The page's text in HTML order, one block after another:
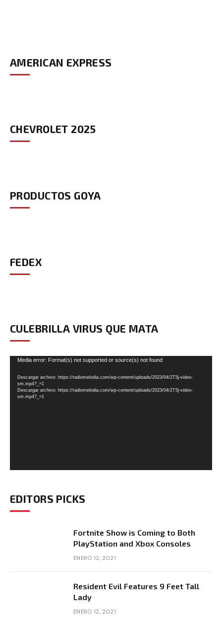
AMERICAN EXPRESS
CHEVROLET 2025
PRODUCTOS GOYA
FEDEX
CULEBRILLA VIRUS QUE MATA
Reproductor
vídeo
Media error: Format(s) not supported or source(s) not found
Descargar archivo: https://radiomelodia.com/wp-content/uploads/2023/04/2T5j-video-
sm.mp4?_=1
Descargar archivo: https://radiomelodia.com/wp-content/uploads/2023/04/2T5j-video-
sm.mp4?_=1
EDITORS PICKS
Fortnite Show is Coming to Both
PlayStation and Xbox Consoles
ENERO 12, 2021
Resident Evil Features 9 Feet Tall
Lady
ENERO 12, 2021